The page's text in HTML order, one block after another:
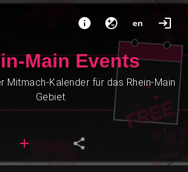
en
Main Events
Mitmach-Kalender für das Rhein-Main
Gebiet.